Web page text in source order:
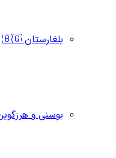
بلغارستان 🇧🇬
بوسنی و هرزگوین 🇧🇦